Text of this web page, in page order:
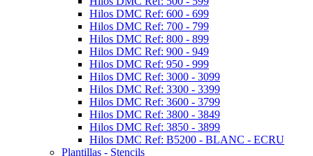
Hilos DMC Ref: 600 - 699
Hilos DMC Ref: 700 - 799
Hilos DMC Ref: 800 - 899
Hilos DMC Ref: 900 - 949
Hilos DMC Ref: 950 - 999
Hilos DMC Ref: 3000 - 3099
Hilos DMC Ref: 3300 - 3399
Hilos DMC Ref: 3600 - 3799
Hilos DMC Ref: 3800 - 3849
Hilos DMC Ref: 3850 - 3899
Hilos DMC Ref: B5200 - BLANC - ECRU
Plantillas - Stencils